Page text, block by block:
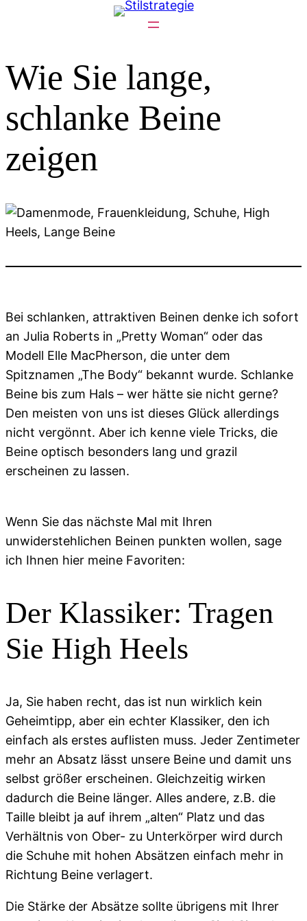
Wie Sie lange,
schlanke Beine
zeigen
Bei schlanken, attraktiven Beinen denke ich sofort
an Julia Roberts in „Pretty Woman“ oder das
Modell Elle MacPherson, die unter dem
Spitznamen „The Body“ bekannt wurde. Schlanke
Beine bis zum Hals – wer hätte sie nicht gerne?
Den meisten von uns ist dieses Glück allerdings
nicht vergönnt. Aber ich kenne viele Tricks, die
Beine optisch besonders lang und grazil
erscheinen zu lassen.
Wenn Sie das nächste Mal mit Ihren
unwiderstehlichen Beinen punkten wollen, sage
ich Ihnen hier meine Favoriten:
Der Klassiker: Tragen
Sie High Heels
Ja, Sie haben recht, das ist nun wirklich kein
Geheimtipp, aber ein echter Klassiker, den ich
einfach als erstes auflisten muss. Jeder Zentimeter
mehr an Absatz lässt unsere Beine und damit uns
selbst größer erscheinen. Gleichzeitig wirken
dadurch die Beine länger. Alles andere, z.B. die
Taille bleibt ja auf ihrem „alten“ Platz und das
Verhältnis von Ober- zu Unterkörper wird durch
die Schuhe mit hohen Absätzen einfach mehr in
Richtung Beine verlagert.
Die Stärke der Absätze sollte übrigens mit Ihrer